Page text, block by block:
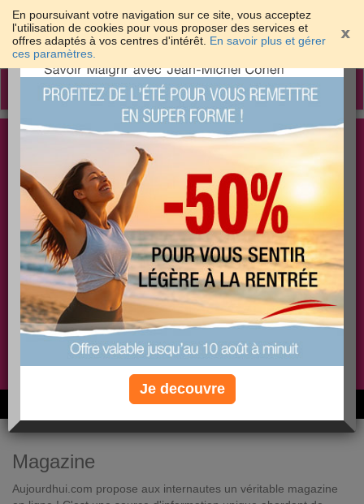
En poursuivant votre navigation sur ce site, vous acceptez
l'utilisation de cookies pour vous proposer des services et
offres adaptés à vos centres d'intérêt. En savoir plus et gérer
ces paramètres.
Toggle
Les meilleures solutions pour maigrir et être bien
dans sa peau
PLUS
EFFICACE
PLUS
SANTÉ
PLUS
COACHING
Non, je préfère le régime gratuit
6M de personnes ont maigri et réappris à manger avec nous
Magazine
Aujourdhui.com propose aux internautes un véritable magazine
×
Je decouvre